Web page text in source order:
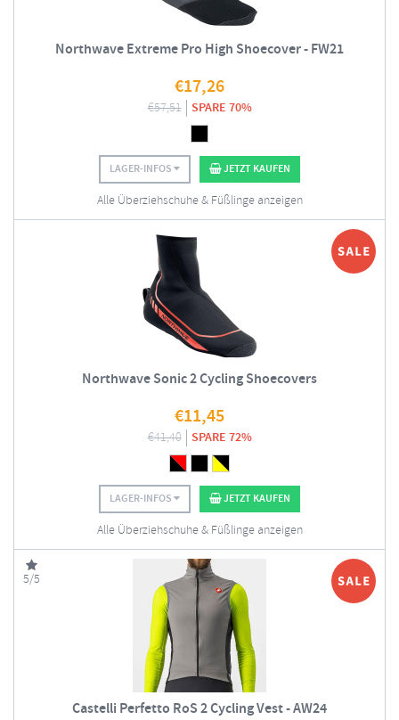
Northwave Extreme Pro High Shoecover - FW21
€17,26
€57,51 SPARE 70%
LAGER-INFOS JETZT KAUFEN
Alle Überziehschuhe & Füßlinge anzeigen
Northwave Sonic 2 Cycling Shoecovers
€11,45
€41,40 SPARE 72%
LAGER-INFOS JETZT KAUFEN
Alle Überziehschuhe & Füßlinge anzeigen
5/5
Castelli Perfetto RoS 2 Cycling Vest - AW24